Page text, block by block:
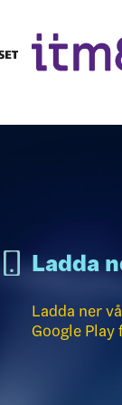
Ladda
Ladda ner
Google